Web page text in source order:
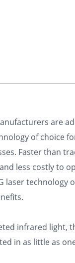
are
of choice
Faster than
less costly to
laser technology
infrared light,
in as little as